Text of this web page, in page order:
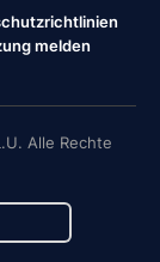
melden
Alle Rechte